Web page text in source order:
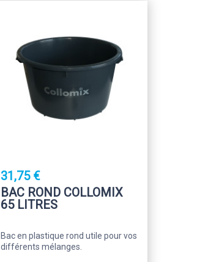
31,75 €
BAC ROND COLLOMIX
65 LITRES
Bac en plastique rond utile pour vos
différents mélanges.